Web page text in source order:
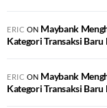
ERIC ON Maybank
Kategori Transaksi
ERIC ON Maybank
Kategori Transaksi